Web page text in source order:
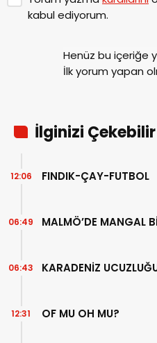
kabul ediyorum.
Henüz bu içeriğe
İlk yorum yapan
İlginizi Çekebilir
FINDIK-ÇAY-FUTBOL
12:06
MALMÖ’DE MANGAL
06:49
KARADENİZ
06:43
OF MU OH MU?
12:31